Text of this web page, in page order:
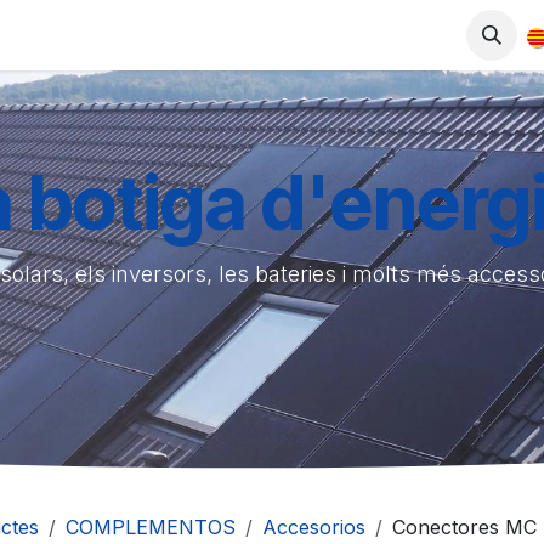
TREBALLA AMB NOSALTRES
botiga
els inversors, les bateries i molts més
COMPLEMENTOS Accesorios Conectores MC